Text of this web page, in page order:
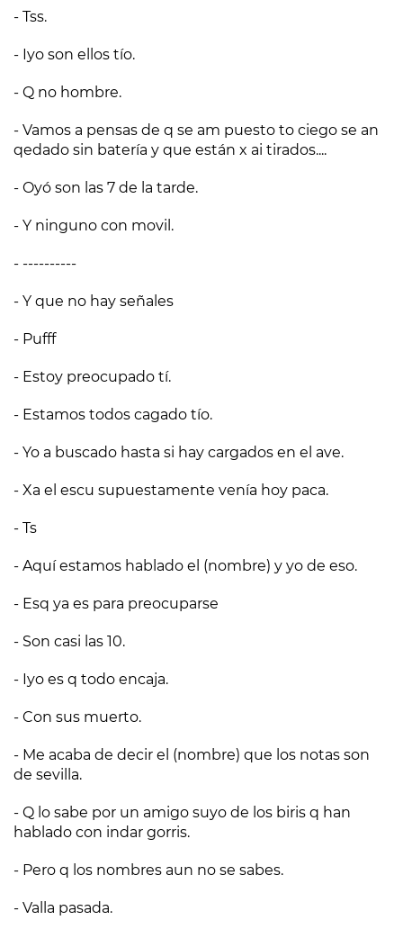
- Tss.
- Iyo son ellos tío.
- Q no hombre.
- Vamos a pensas de q se am puesto to ciego se an
qedado sin batería y que están x ai tirados....
- Oyó son las 7 de la tarde.
- Y ninguno con movil.
- ----------
- Y que no hay señales
- Pufff
- Estoy preocupado tí.
- Estamos todos cagado tío.
- Yo a buscado hasta si hay cargados en el ave.
- Xa el escu supuestamente venía hoy paca.
- Ts
- Aquí estamos hablado el (nombre) y yo de eso.
- Esq ya es para preocuparse
- Son casi las 10.
- Iyo es q todo encaja.
- Con sus muerto.
- Me acaba de decir el (nombre) que los notas son
de sevilla.
- Q lo sabe por un amigo suyo de los biris q han
hablado con indar gorris.
- Pero q los nombres aun no se sabes.
- Valla pasada.